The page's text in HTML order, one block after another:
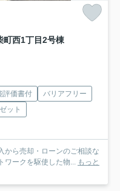
西1丁目2号棟
評価書付
バリアフリー
ット
から売却・ローンのご相談な
ワークを駆使した物...
もっと